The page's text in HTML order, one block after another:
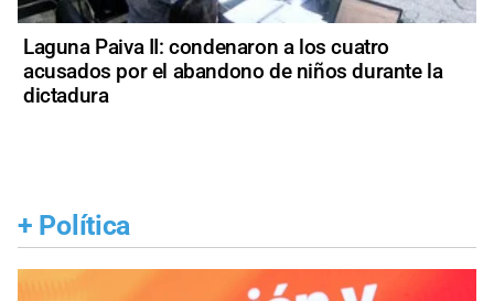
Laguna Paiva II: condenaron a los cuatro
acusados por el abandono de niños durante la
dictadura
+ Política